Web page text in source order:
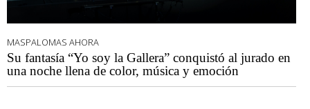
MASPALOMAS AHORA
Su fantasía “Yo soy la Gallera” conquistó al jurado en
una noche llena de color, música y emoción